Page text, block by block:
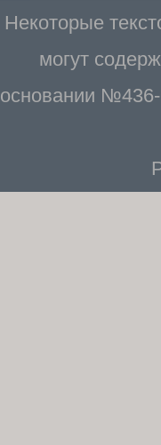
Некоторые
могут
основании